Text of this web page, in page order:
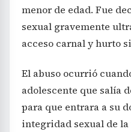
menor de edad. Fue
sexual gravemente
acceso carnal y hurto
El abuso ocurrió
adolescente que salía
para que entrara a su
integridad sexual de